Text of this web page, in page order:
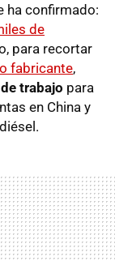
ha confirmado:
de
para recortar
fabricante,
trabajo para
en China y